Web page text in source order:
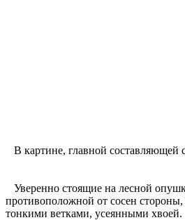
В картине, главной составляющей
Уверенно стоящие на лесной
противоположной от сосен
тонкими ветками, усеянными хвоей.